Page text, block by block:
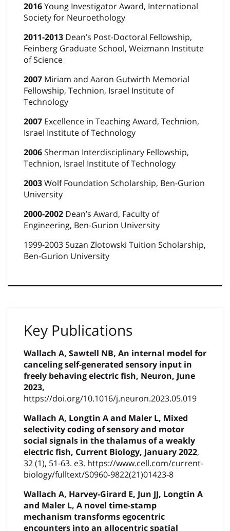
2016Young Investigator Award, International
Society for Neuroethology
2011-2013 Dean’s Post-Doctoral Fellowship,
Feinberg Graduate School, Weizmann Institute
of Science
2007 Miriam and Aaron Gutwirth Memorial
Fellowship, Technion, Israel Institute of
Technology
2007 Excellence in Teaching Award, Technion,
Israel Institute of Technology
2006Sherman Interdisciplinary Fellowship,
Technion, Israel Institute of Technology
2003Wolf Foundation Scholarship, Ben-Gurion
University
2000-2002 Dean’s Award, Faculty of
Engineering, Ben-Gurion University
1999-2003 Suzan Zlotowski Tuition Scholarship,
Ben-Gurion University
Key Publications
Wallach A, Sawtell NB, An internal model for
canceling self-generated sensory input in
freely behaving electric fish, Neuron, June
2023,
https://doi.org/10.1016/j.neuron.2023.05.019
Wallach A, Longtin A and Maler L, Mixed
selectivity coding of sensory and motor
social signals in the thalamus of a weakly
electric fish, Current Biology, January 2022,
32 (1), 51-63. e3. https://www.cell.com/current-
biology/fulltext/S0960-9822(21)01423-8
Wallach A, Harvey-Girard E, Jun JJ, Longtin A
and Maler L, A novel time-stamp
mechanism transforms egocentric
encounters into an allocentric spatial